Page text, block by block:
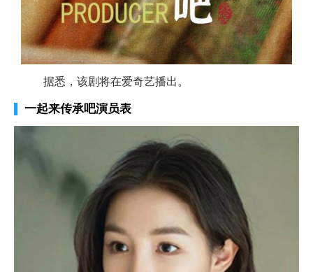
据悉，该剧将在爱奇艺播出。
一起来传承吧演员表